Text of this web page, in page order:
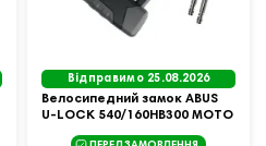
Відправимо 25.08.2026
Велосипедний замок ABUS
U-LOCK 540/160HB300 MOTO